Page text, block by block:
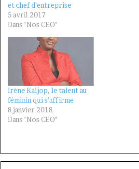
et chef d’entreprise
5 avril 2017
Dans "Nos CEO"
Irène Kaljop, le talent au
féminin qui s’affirme
8 janvier 2018
Dans "Nos CEO"